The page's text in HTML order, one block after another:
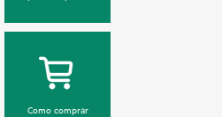
Como comprar